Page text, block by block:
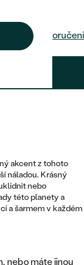
Možnosti doručení
akcent z tohoto
náladou. Krásný
nebo
této planety a
a šarmem v každém
nebo máte jinou